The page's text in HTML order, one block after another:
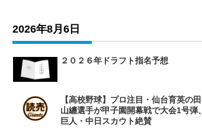
2026年8月6日
２０２６年ドラフト指名予想
【高校野球】プロ注目・仙台育英の田
山纏選手が甲子園開幕戦で大会1号弾、
巨人・中日スカウト絶賛